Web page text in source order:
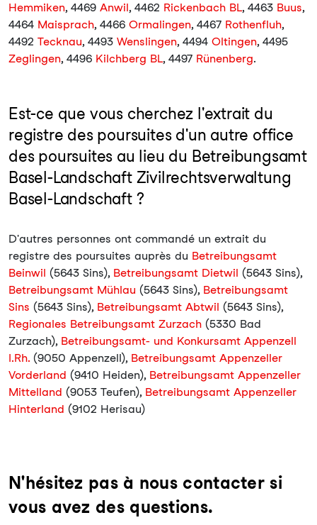
Hemmiken, 4469 Anwil, 4462 Rickenbach BL, 4463 Buus,
4464 Maisprach, 4466 Ormalingen, 4467 Rothenfluh,
4492 Tecknau, 4493 Wenslingen, 4494 Oltingen, 4495
Zeglingen, 4496 Kilchberg BL, 4497 Rünenberg.
Est-ce que vous cherchez l'extrait du
registre des poursuites d'un autre office
des poursuites au lieu du Betreibungsamt
Basel-Landschaft Zivilrechtsverwaltung
Basel-Landschaft ?
D'autres personnes ont commandé un extrait du
registre des poursuites auprès du Betreibungsamt
Beinwil (5643 Sins), Betreibungsamt Dietwil (5643 Sins),
Betreibungsamt Mühlau (5643 Sins), Betreibungsamt
Sins (5643 Sins), Betreibungsamt Abtwil (5643 Sins),
Regionales Betreibungsamt Zurzach (5330 Bad
Zurzach), Betreibungsamt- und Konkursamt Appenzell
I.Rh. (9050 Appenzell), Betreibungsamt Appenzeller
Vorderland (9410 Heiden), Betreibungsamt Appenzeller
Mittelland (9053 Teufen), Betreibungsamt Appenzeller
Hinterland (9102 Herisau)
N'hésitez pas à nous contacter si
vous avez des questions.